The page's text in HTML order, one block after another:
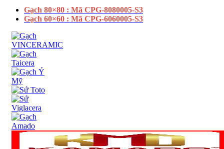
Gạch 80×80 : Mã CPG-8080005-S3
Gạch 60×60 : Mã CPG-6060005-S3